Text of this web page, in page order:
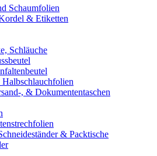
Schaumfolien
& Etiketten
Schläuche
Halbschlauchfolien
, & Dokumententaschen
& Packtische